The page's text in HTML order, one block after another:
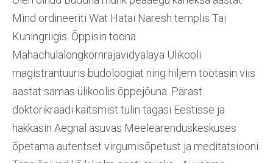
Mind ordineeriti Wat Hatai Naresh templis Tai
Kuningriigis. Õppisin toona
Mahachulalongkornrajavidyalaya Ülikooli
magistrantuuris budoloogiat ning hiljem töötasin viis
aastat samas ülikoolis õppejõuna. Pärast
doktorikraadi kaitsmist tulin tagasi Eestisse ja
hakkasin Aegnal asuvas Meelearenduskeskuses
õpetama autentset virgumisõpetust ja meditatsiooni.